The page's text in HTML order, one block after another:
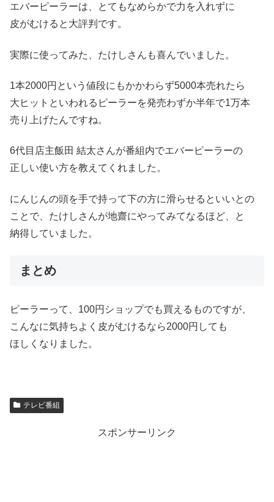
エバーピーラーは、とてもなめらかで力を入れずに
皮がむけると大評判です。
実際に使ってみた、たけしさんも喜んでいました。
1本2000円という値段にもかかわらず5000本売れたら
大ヒットといわれるピーラーを発売わずか半年で1万本
売り上げたんですね。
6代目店主飯田 結太さんが番組内でエバーピーラーの
正しい使い方を教えてくれました。
にんじんの頭を手で持って下の方に滑らせるといいとの
ことで、たけしさんが地齋にやってみてなるほど、と
納得していました。
まとめ
ピーラーって、100円ショップでも買えるものですが、
こんなに気持ちよく皮がむけるなら2000円しても
ほしくなりました。
テレビ番組
スポンサーリンク